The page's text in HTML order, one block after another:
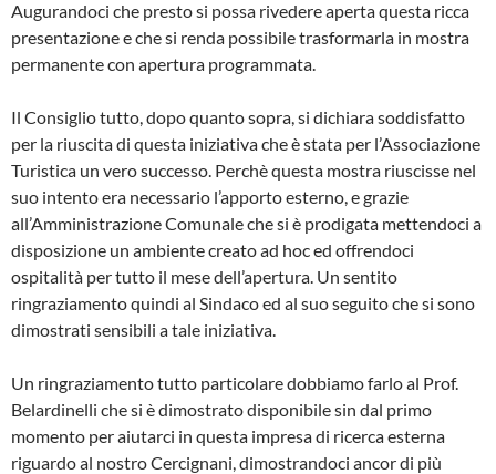
Augurandoci che presto si possa ri­vedere aperta questa ricca
presenta­zione e che si renda possibile trasfor­marla in mostra
permanente con apertura programmata.
Il Consiglio tutto, dopo quanto sopra, si dichiara soddisfatto
per la riuscita di questa iniziativa che è stata per l’Associazione
Turistica un vero suc­cesso. Perchè questa mostra riuscis­se nel
suo intento era necessario l’ap­porto esterno, e grazie
all’Amministrazione Comunale che si è prodiga­ta mettendoci a
disposizione un am­biente creato ad hoc ed offrendoci
ospitalità per tutto il mese dell’aper­tura. Un sentito
ringraziamento quindi al Sindaco ed al suo seguito che si sono
dimostrati sensibili a tale inizia­tiva.
Un ringraziamento tutto particolare dobbiamo farlo al Prof.
Belardinelli che si è dimostrato disponibile sin dal primo
momento per aiutarci in que­sta impresa di ricerca esterna
riguar­do al nostro Cercignani, dimostrando­ci ancor di più